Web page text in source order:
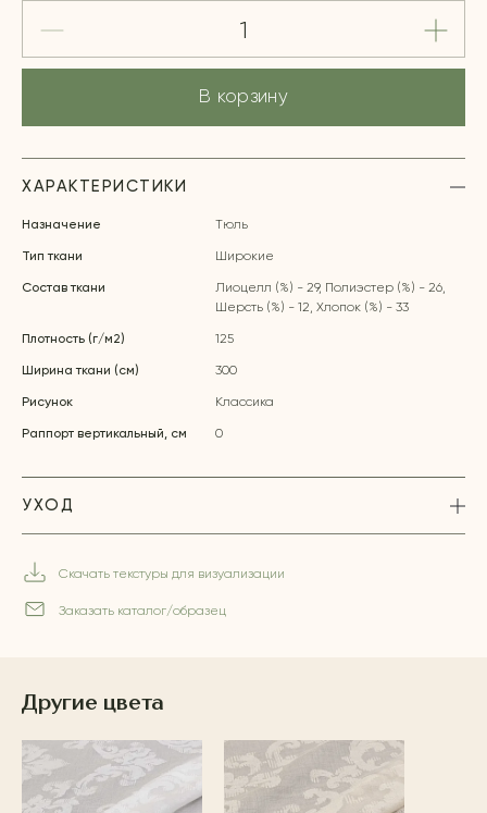
В корзину
ХАРАКТЕРИСТИКИ
Назначение Тюль
Тип ткани Широкие
Состав ткани
Лиоцелл (%) - 29, Полиэстер (%) - 26,
Шерсть (%) - 12, Хлопок (%) - 33
Плотность (г/м2) 125
Ширина ткани (см) 300
Рисунок Классика
Раппорт вертикальный, см 0
УХОД
Скачать текстуры для визуализации
Заказать каталог/образец
Другие цвета